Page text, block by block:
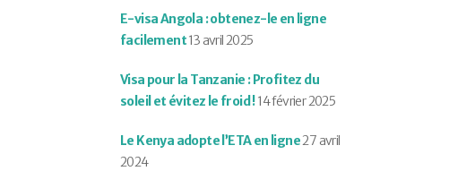
E-visa Angola : obtenez-le en ligne
facilement13 avril 2025
Visa pour la Tanzanie : Profitez du
soleil et évitez le froid !14 février 2025
Le Kenya adopte l’ETA en ligne27 avril
2024